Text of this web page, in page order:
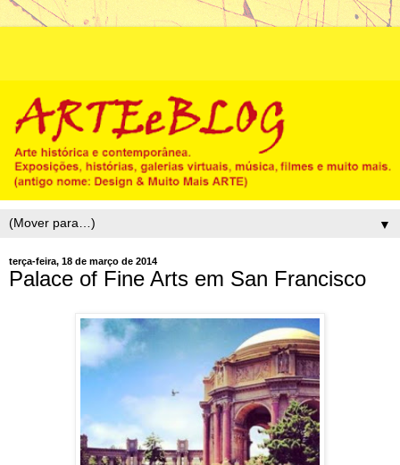
▼
terça-feira, 18 de março de 2014
Palace of Fine Arts em San Francisco